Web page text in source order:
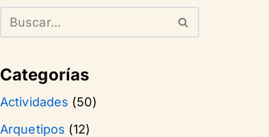
Categorías
Actividades (50)
Arquetipos (12)